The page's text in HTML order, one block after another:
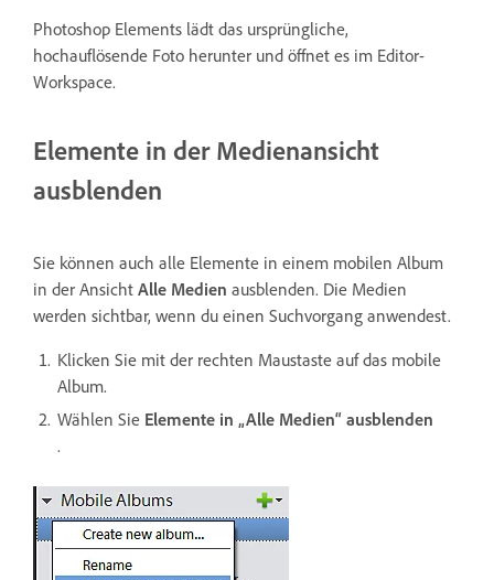
Photoshop Elements lädt das ursprüngliche,
hochauflösende Foto herunter und öffnet es im Editor-
Workspace.
Elemente in der Medienansicht
ausblenden
Sie können auch alle Elemente in einem mobilen Album
in der Ansicht Alle Medien ausblenden. Die Medien
werden sichtbar, wenn du einen Suchvorgang anwendest.
Klicken Sie mit der rechten Maustaste auf das mobile
Album.
Wählen Sie Elemente in „Alle Medien“ ausblenden
.